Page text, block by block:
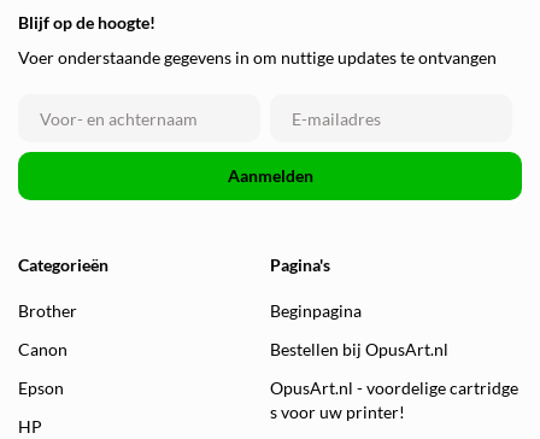
Blijf op de hoogte!
Voer onderstaande gegevens in om nuttige updates te ontvangen
Aanmelden
Categorieën
Brother
Canon
Epson
HP
Pagina's
Beginpagina
Bestellen bij OpusArt.nl
OpusArt.nl - voordelige cartridge
s voor uw printer!